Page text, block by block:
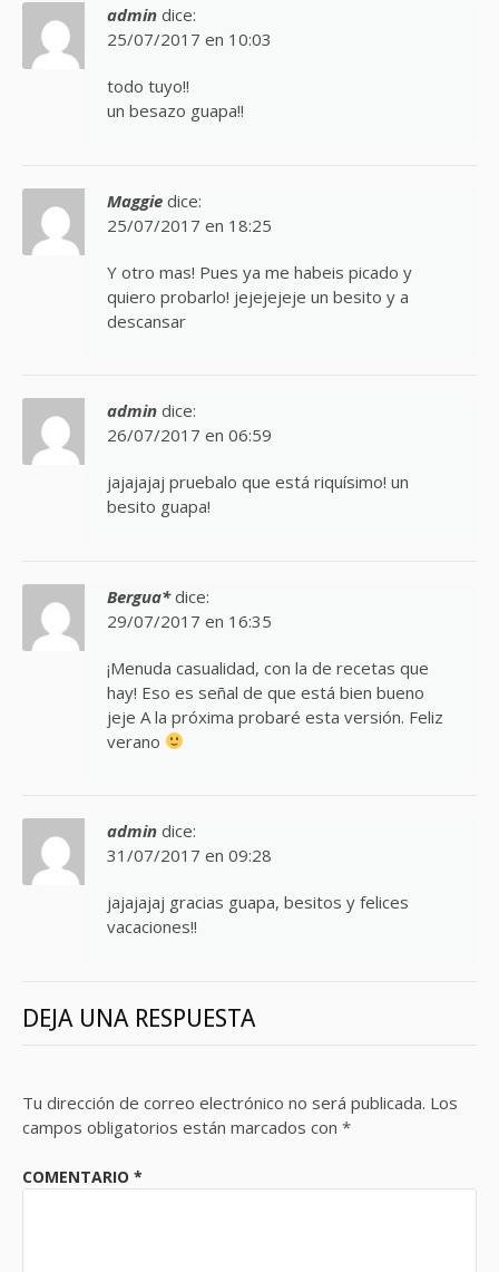
admin dice:
25/07/2017 en 10:03
todo tuyo!!
un besazo guapa!!
Maggie dice:
25/07/2017 en 18:25
Y otro mas! Pues ya me habeis picado y
quiero probarlo! jejejejeje un besito y a
descansar
admin dice:
26/07/2017 en 06:59
jajajajaj pruebalo que está riquísimo! un
besito guapa!
Bergua* dice:
29/07/2017 en 16:35
¡Menuda casualidad, con la de recetas que
hay! Eso es señal de que está bien bueno
jeje A la próxima probaré esta versión. Feliz
verano
admin dice:
31/07/2017 en 09:28
jajajajaj gracias guapa, besitos y felices
vacaciones!!
DEJA UNA RESPUESTA
Tu dirección de correo electrónico no será publicada. Los
campos obligatorios están marcados con *
COMENTARIO *